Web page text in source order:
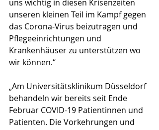
uns wichtig in diesen Krisenzeiten
unseren kleinen Teil im Kampf gegen
das Corona-Virus beizutragen und
Pflegeeinrichtungen und
Krankenhäuser zu unterstützen wo
wir können.“
„Am Universitätsklinikum Düsseldorf
behandeln wir bereits seit Ende
Februar COVID-19 Patientinnen und
Patienten. Die Vorkehrungen und